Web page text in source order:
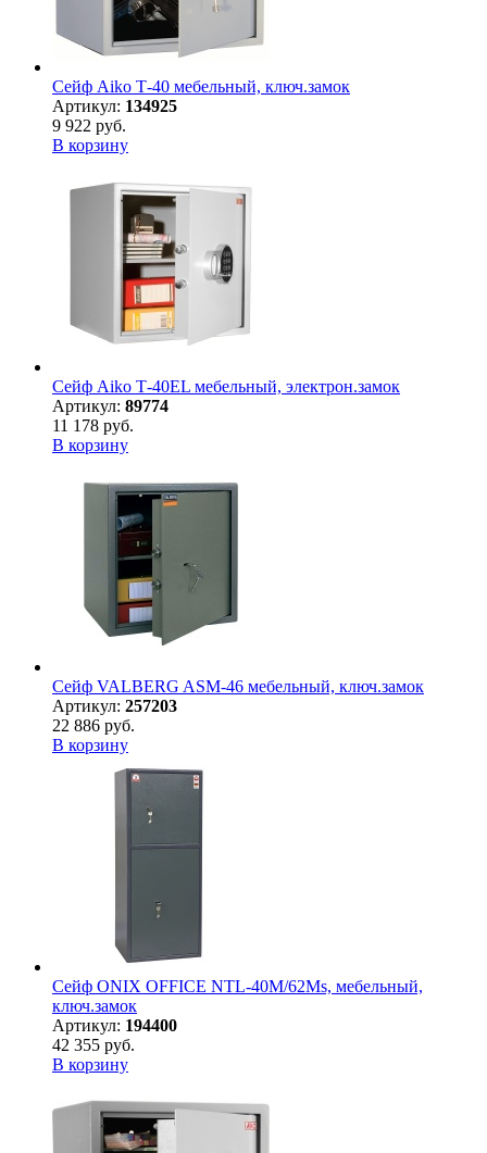
Сейф Aiko Т-40 мебельный, ключ.замок
Артикул: 134925
9 922 руб.
В корзину
Сейф Aiko Т-40EL мебельный, электрон.замок
Артикул: 89774
11 178 руб.
В корзину
Сейф VALBERG ASM-46 мебельный, ключ.замок
Артикул: 257203
22 886 руб.
В корзину
Сейф ONIX OFFICE NTL-40М/62Ms, мебельный,
ключ.замок
Артикул: 194400
42 355 руб.
В корзину